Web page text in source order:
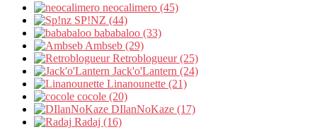
neocalimero (45)
SP!NZ (44)
bababaloo (33)
Ambseb (29)
Retroblogueur (25)
Jack'o'Lantern (24)
Linanounette (21)
cocole (20)
DIlanNoKaze (17)
Radaj (16)